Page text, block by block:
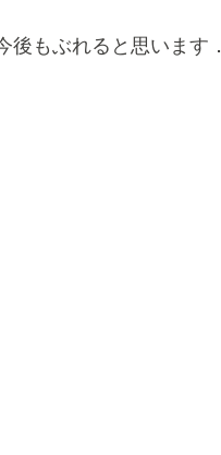
もぶれると思います．